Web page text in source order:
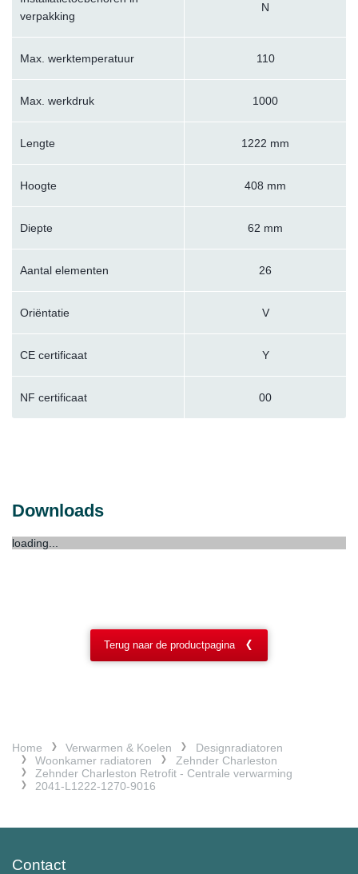
verpakking
N
Max. werktemperatuur 110
Max. werkdruk 1000
Lengte 1222 mm
Hoogte 408 mm
Diepte 62 mm
Aantal elementen 26
Oriëntatie V
CE certificaat Y
NF certificaat 00
Downloads
loading...
Terug naar de productpagina
Home Verwarmen & Koelen
Designradiatoren
Woonkamer radiatoren
Zehnder Charleston
Zehnder Charleston Retrofit - Centrale verwarming
2041-L1222-1270-9016
Contact